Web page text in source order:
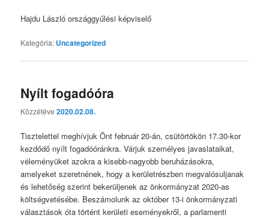
Hajdu László országgyűlési képviselő
Kategória: Uncategorized
Nyílt fogadóóra
Közzétéve2020.02.08.
Tisztelettel meghívjuk Önt február 20-án, csütörtökön 17.30-kor
kezdődő nyílt fogadóóránkra. Várjuk személyes javaslataikat,
véleményüket azokra a kisebb-nagyobb beruházásokra,
amelyeket szeretnének, hogy a kerületrészben megvalósuljanak
és lehetőség szerint bekerüljenek az önkormányzat 2020-as
költségvetésébe. Beszámolunk az október 13-i önkormányzati
választások óta történt kerületi eseményekről, a parlamenti